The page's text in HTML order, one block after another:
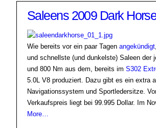
Saleens 2009 Dark
Wie bereits vor ein paar Tagen angekündigt
und schnellste (und dunkelste) Saleen der
und 800 Nm aus dem, bereits im S302
5.0L V8 produziert. Dazu gibt es ein extra
Navigationssystem und Sportledersitze.
Verkaufspreis liegt bei 99.995 Dollar. Im
More…